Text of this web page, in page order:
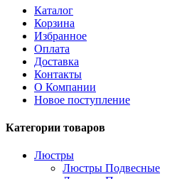
Каталог
Корзина
Избранное
Оплата
Доставка
Контакты
О Компании
Новое поступление
Категории товаров
Люстры
Люстры Подвесные